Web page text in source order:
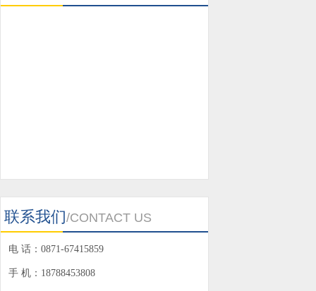
联系我们/CONTACT US
电 话：0871-67415859
手 机：18788453808